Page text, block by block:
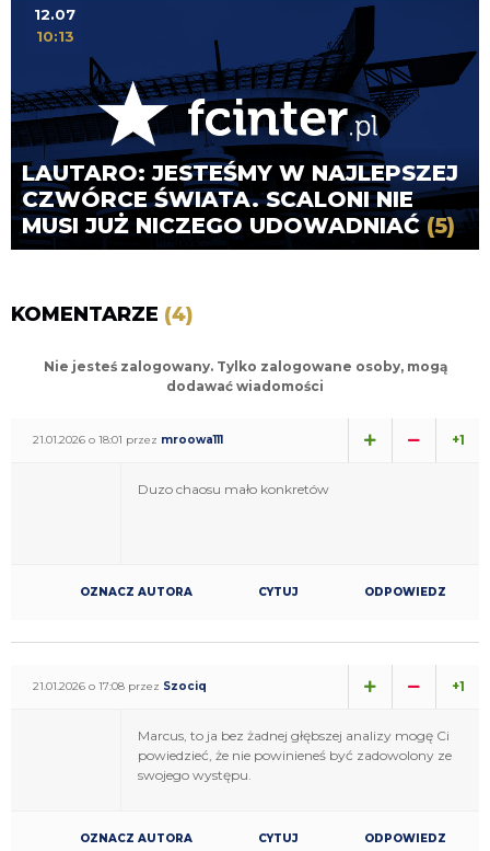
LAUTARO: JESTEŚMY W NAJLEPSZEJ
CZWÓRCE ŚWIATA. SCALONI NIE
MUSI JUŻ NICZEGO UDOWADNIAĆ(5)
12.07
10:13
KOMENTARZE (4)
Nie jesteś zalogowany. Tylko zalogowane osoby, mogą
dodawać wiadomości
21.01.2026 o 18:01 przez mroowa111 +1
Duzo chaosu mało konkretów
OZNACZ AUTORA CYTUJ ODPOWIEDZ
21.01.2026 o 17:08 przez Szociq +1
Marcus, to ja bez żadnej głębszej analizy mogę Ci
powiedzieć, że nie powinieneś być zadowolony ze
swojego występu.
OZNACZ AUTORA CYTUJ ODPOWIEDZ